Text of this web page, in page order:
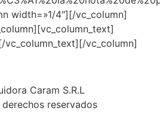
width=»1/4″][/vc_column]
vc_column_text][/vc_column]
Caram S.R.L
reservados